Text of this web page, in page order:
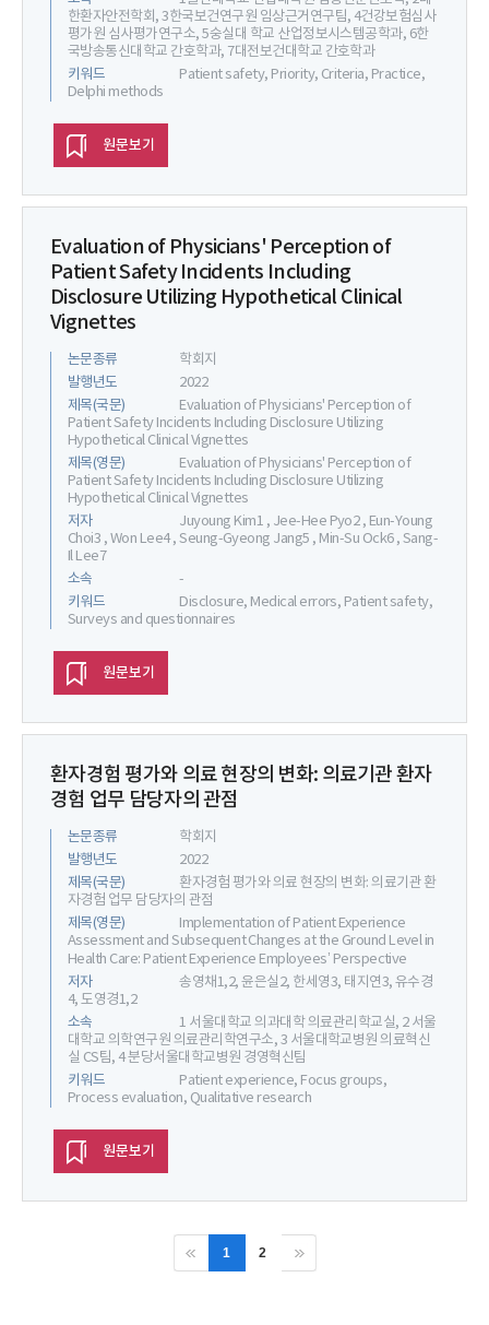
한환자안전학회, 3한국보건연구원 임상근거연구팀, 4건강보험심사
평가원 심사평가연구소, 5숭실대 학교 산업정보시스템공학과, 6한
국방송통신대학교 간호학과, 7대전보건대학교 간호학과
키워드
Patient safety, Priority, Criteria, Practice,
Delphi methods
원문보기
Evaluation of Physicians' Perception of
Patient Safety Incidents Including
Disclosure Utilizing Hypothetical Clinical
Vignettes
논문종류
학회지
발행년도
2022
제목(국문)
Evaluation of Physicians' Perception of
Patient Safety Incidents Including Disclosure Utilizing
Hypothetical Clinical Vignettes
제목(영문)
Evaluation of Physicians' Perception of
Patient Safety Incidents Including Disclosure Utilizing
Hypothetical Clinical Vignettes
저자
Juyoung Kim1 , Jee-Hee Pyo2 , Eun-Young
Choi3 , Won Lee4 , Seung-Gyeong Jang5 , Min-Su Ock6 , Sang-
Il Lee7
소속
-
키워드
Disclosure, Medical errors, Patient safety,
Surveys and questionnaires
원문보기
환자경험 평가와 의료 현장의 변화: 의료기관 환자
경험 업무 담당자의 관점
논문종류
학회지
발행년도
2022
제목(국문)
환자경험 평가와 의료 현장의 변화: 의료기관 환
자경험 업무 담당자의 관점
제목(영문)
Implementation of Patient Experience
Assessment and Subsequent Changes at the Ground Level in
Health Care: Patient Experience Employees’ Perspective
저자
송영채1,2, 윤은실2, 한세영3, 태지연3, 유수경
4, 도영경1,2
소속
1 서울대학교 의과대학 의료관리학교실, 2 서울
대학교 의학연구원 의료관리학연구소, 3 서울대학교병원 의료혁신
실 CS팀, 4 분당서울대학교병원 경영혁신팀
키워드
Patient experience, Focus groups,
Process evaluation, Qualitative research
원문보기
1 2